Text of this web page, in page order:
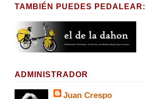
TAMBIÉN PUEDES PEDALEAR:
ADMINISTRADOR
Juan Crespo